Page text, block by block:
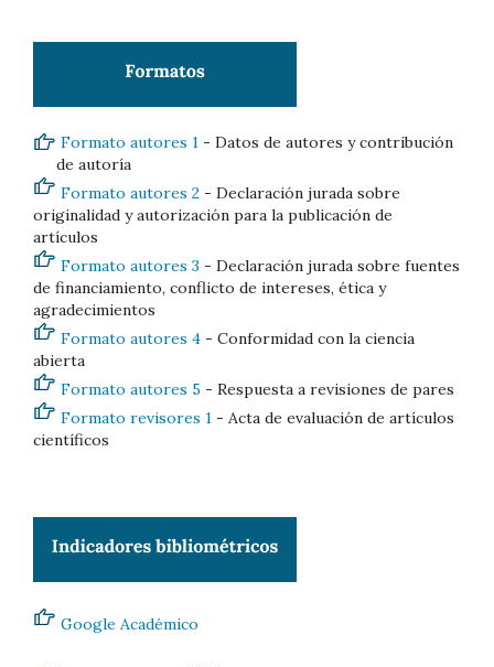
Formato autores 1 - Datos de autores y contribución
de autoría
Formato autores 2 - Declaración jurada sobre
originalidad y autorización para la publicación de
artículos
Formato autores 3 - Declaración jurada sobre fuentes
de financiamiento, conflicto de intereses, ética y
agradecimientos
Formato autores 4 - Conformidad con la ciencia
abierta
Formato autores 5 - Respuesta a revisiones de pares
Formato revisores 1 - Acta de evaluación de artículos
científicos
Google Académico